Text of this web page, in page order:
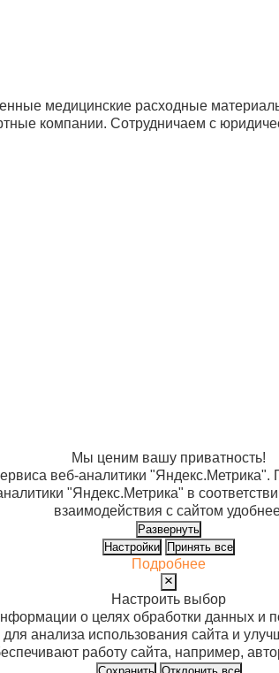
медицинские расходные
компании. Сотрудничаем с
Мы ценим вашу приватность!
веб-аналитики "Яндекс.Метрика".
"Яндекс.Метрика" в
взаимодействия с сайтом
Развернуть
Настройки
Принять все
Подробнее
Настроить выбор
о целях обработки данных и
анализа использования сайта и
работу сайта, например,